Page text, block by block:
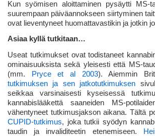
Kun syömisen aloittaminen pysäytti MS-
suurempaan päiväannokseen siirtyminen
ovat lieventyneet huomattavastikin ja jotkin
Asiaa kyllä tutkitaan…
Useat tutkimukset ovat todistaneet
ominaisuuksista sekä yleisesti että MS-
(mm.
Pryce et al 2003). Aiemmin
tutkimuksen ja sen jatkotutkimuksen
seikkaa varsinaisesti kyseisessä
kannabislääkettä saaneiden MS-
vähentyneet tutkimusjakson aikana. Tältä
CUPID-tutkimus, joka tutkii syödyn
taudin ja invaliditeetin etenemiseen.